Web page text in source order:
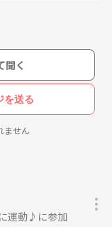
聞く
を送る
ません
運動♪に参加